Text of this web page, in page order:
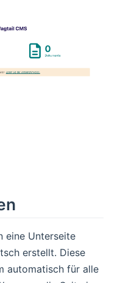
eine Unterseite
erstellt. Diese
automatisch für alle